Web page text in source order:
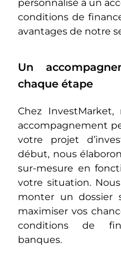
personnalisé à un
conditions de
avantages de notre
Un
chaque étape
Chez
accompagnement
votre projet
début, nous
sur-mesure en
votre situation.
monter un dossier
maximiser vos
conditions de
banques.